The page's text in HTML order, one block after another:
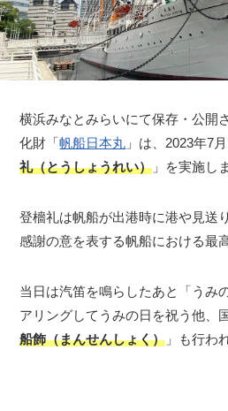
横浜みなとみらいにて保存・公開
化財「帆船日本丸 」は、2023年7
礼（とうしょうれい） 」を実施し
登檣礼は帆船が出港時に港や見送
感謝の意を表する帆船における最
当日は汽笛を鳴らしたあと「うみ
アリングしてうみの日を祝う他、
船飾（まんせんしょく） 」も行わ